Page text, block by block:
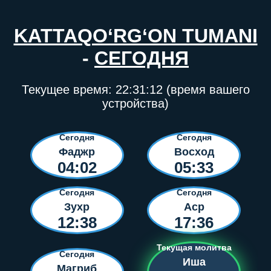
KATTAQO‘RG‘ON TUMANI
- СЕГОДНЯ
Текущее время: 22:31:13 (время вашего
устройства)
Сегодня
Фаджр
04:02
Сегодня
Восход
05:33
Сегодня
Зухр
12:38
Сегодня
Аср
17:36
Сегодня
Текущая молитва
Иша